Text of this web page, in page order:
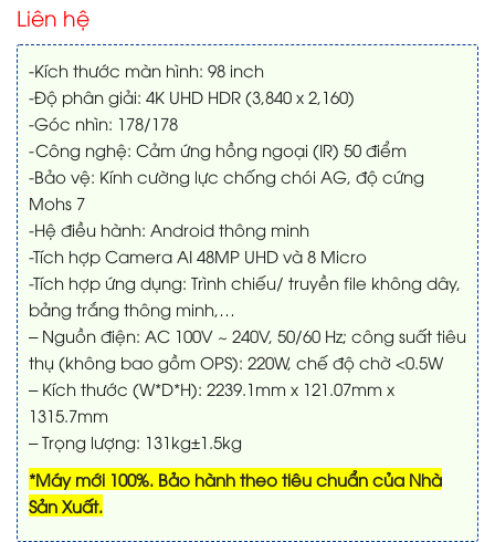
Được
xếp
hạng
0
5
sao
Liên hệ
-Kích thước màn hình: 98 inch
-Độ phân giải: 4K UHD HDR (3,840 x 2,160)
-Góc nhìn: 178/178
-Công nghệ: Cảm ứng hồng ngoại (IR) 50 điểm
-Bảo vệ: Kính cường lực chống chói AG, độ cứng
Mohs 7
-Hệ điều hành: Android thông minh
-Tích hợp Camera AI 48MP UHD và 8 Micro
-Tích hợp ứng dụng: Trình chiếu/ truyền file không dây,
bảng trắng thông minh,…
– Nguồn điện: AC 100V ~ 240V, 50/60 Hz; công suất tiêu
thụ (không bao gồm OPS): 220W, chế độ chờ <0.5W
– Kích thước (W*D*H): 2239.1mm x 121.07mm x
1315.7mm
– Trọng lượng: 131kg±1.5kg
*Máy mới 100%. Bảo hành theo tiêu chuẩn của Nhà
Sản Xuất.